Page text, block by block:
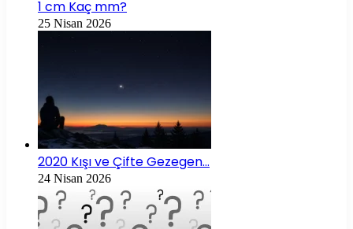
1 cm Kaç mm?
25 Nisan 2026
2020 Kışı ve Çifte Gezegen…
24 Nisan 2026